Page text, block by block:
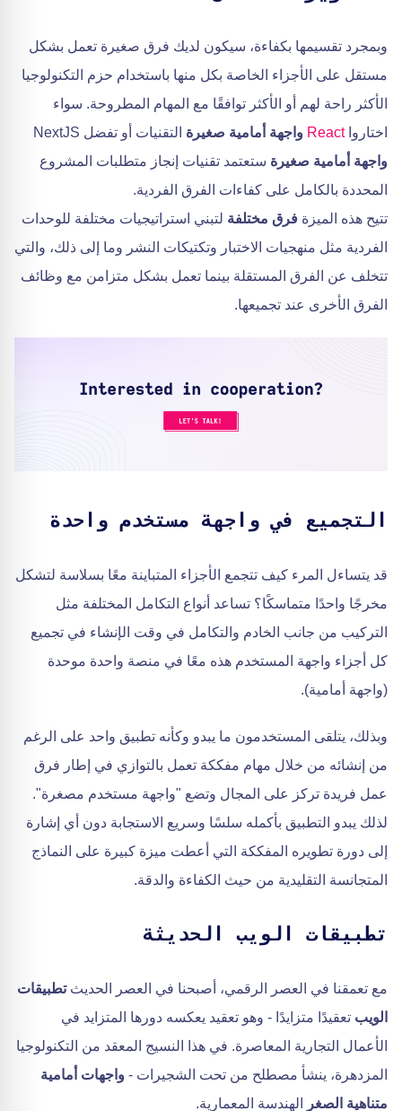
وبمجرد تقسيمها بكفاءة، سيكون لديك فرق صغيرة تعمل بشكل
مستقل على الأجزاء الخاصة بكل منها باستخدام حزم التكنولوجيا
الأكثر راحة لهم أو الأكثر توافقًا مع المهام المطروحة. سواء
اختارواReact واجهة أمامية صغيرة التقنيات أو تفضل NextJS
واجهة أمامية صغيرة ستعتمد تقنيات إنجاز متطلبات المشروع
المحددة بالكامل على كفاءات الفرق الفردية.
تتيح هذه الميزة فرق مختلفة لتبني استراتيجيات مختلفة للوحدات
الفردية مثل منهجيات الاختبار وتكتيكات النشر وما إلى ذلك، والتي
تتخلف عن الفرق المستقلة بينما تعمل بشكل متزامن مع وظائف
الفرق الأخرى عند تجميعها.
التجميع في واجهة مستخدم واحدة
قد يتساءل المرء كيف تتجمع الأجزاء المتباينة معًا بسلاسة لتشكل
مخرجًا واحدًا متماسكًا؟ تساعد أنواع التكامل المختلفة مثل
التركيب من جانب الخادم والتكامل في وقت الإنشاء في تجميع
كل أجزاء واجهة المستخدم هذه معًا في منصة واحدة موحدة
(واجهة أمامية).
وبذلك، يتلقى المستخدمون ما يبدو وكأنه تطبيق واحد على الرغم
من إنشائه من خلال مهام مفككة تعمل بالتوازي في إطار فرق
عمل فريدة تركز على المجال وتضع "واجهة مستخدم مصغرة".
لذلك يبدو التطبيق بأكمله سلسًا وسريع الاستجابة دون أي إشارة
إلى دورة تطويره المفككة التي أعطت ميزة كبيرة على النماذج
المتجانسة التقليدية من حيث الكفاءة والدقة.
تطبيقات الويب الحديثة
مع تعمقنا في العصر الرقمي، أصبحنا في العصر الحديثتطبيقات
الويب تعقيدًا متزايدًا - وهو تعقيد يعكسه دورها المتزايد في
الأعمال التجارية المعاصرة. في هذا النسيج المعقد من التكنولوجيا
المزدهرة، ينشأ مصطلح من تحت الشجيرات - واجهات أمامية
متناهية الصغر
الهندسة المعمارية.